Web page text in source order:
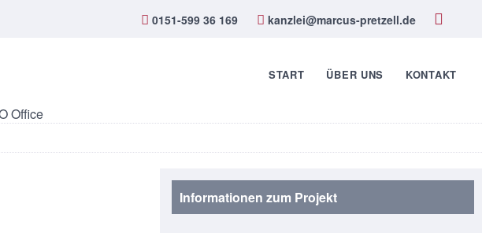
0151-599 36 169 kanzlei@marcus-pretzell.de
START ÜBER UNS KONTAKT
Informationen zum Projekt